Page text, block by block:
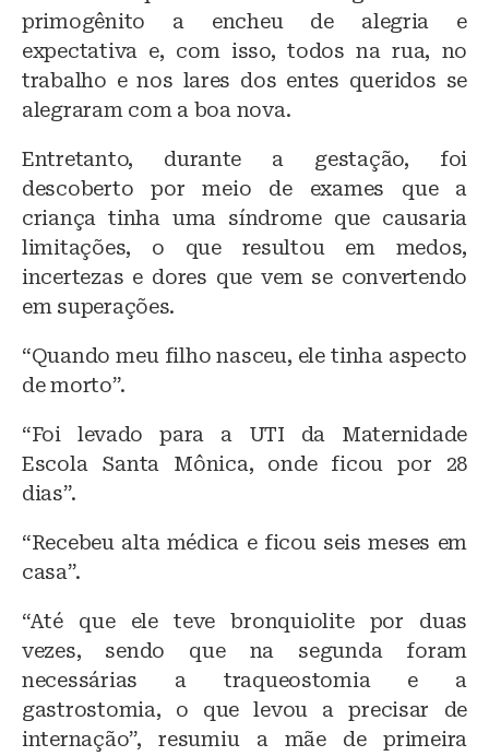
primogênito a encheu de alegria e
expectativa e, com isso, todos na rua, no
trabalho e nos lares dos entes queridos se
alegraram com a boa nova.
Entretanto, durante a gestação, foi
descoberto por meio de exames que a
criança tinha uma síndrome que causaria
limitações, o que resultou em medos,
incertezas e dores que vem se convertendo
em superações.
“Quando meu filho nasceu, ele tinha aspecto
de morto”.
“Foi levado para a UTI da Maternidade
Escola Santa Mônica, onde ficou por 28
dias”.
“Recebeu alta médica e ficou seis meses em
casa”.
“Até que ele teve bronquiolite por duas
vezes, sendo que na segunda foram
necessárias a traqueostomia e a
gastrostomia, o que levou a precisar de
internação”, resumiu a mãe de primeira